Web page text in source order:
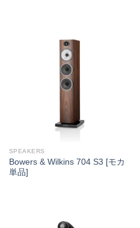
SPEAKERS
Bowers & Wilkins 704 S3 [モカ
単品]